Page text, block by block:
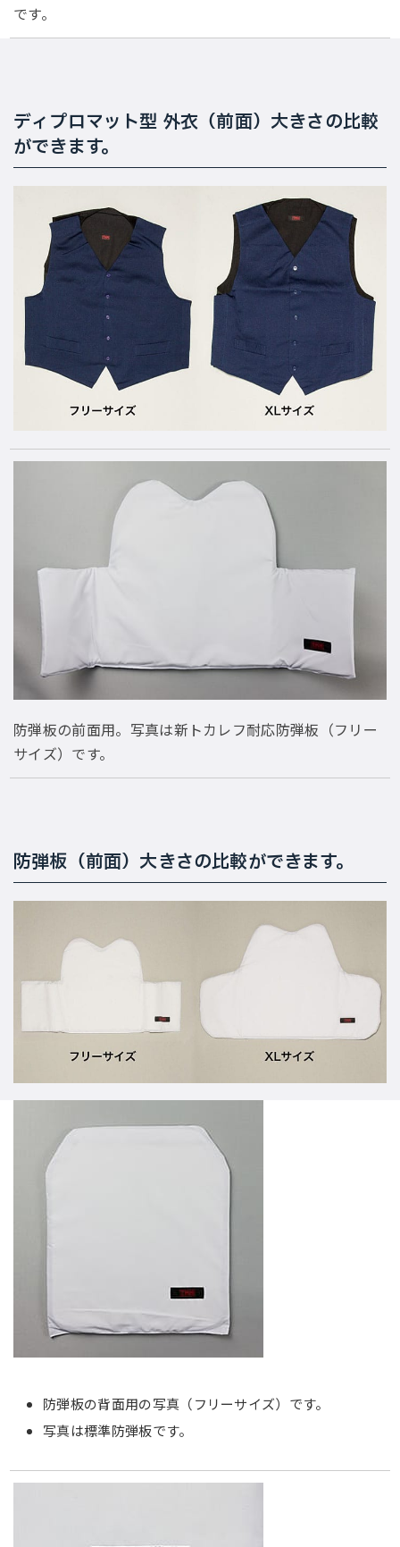
です。
ディプロマット型 外衣（前面）大きさの比較
ができます。
防弾板の前面用。写真は新トカレフ耐応防弾板（フリー
サイズ）です。
防弾板（前面）大きさの比較ができます。
防弾板の背面用の写真（フリーサイズ）です。
写真は標準防弾板です。